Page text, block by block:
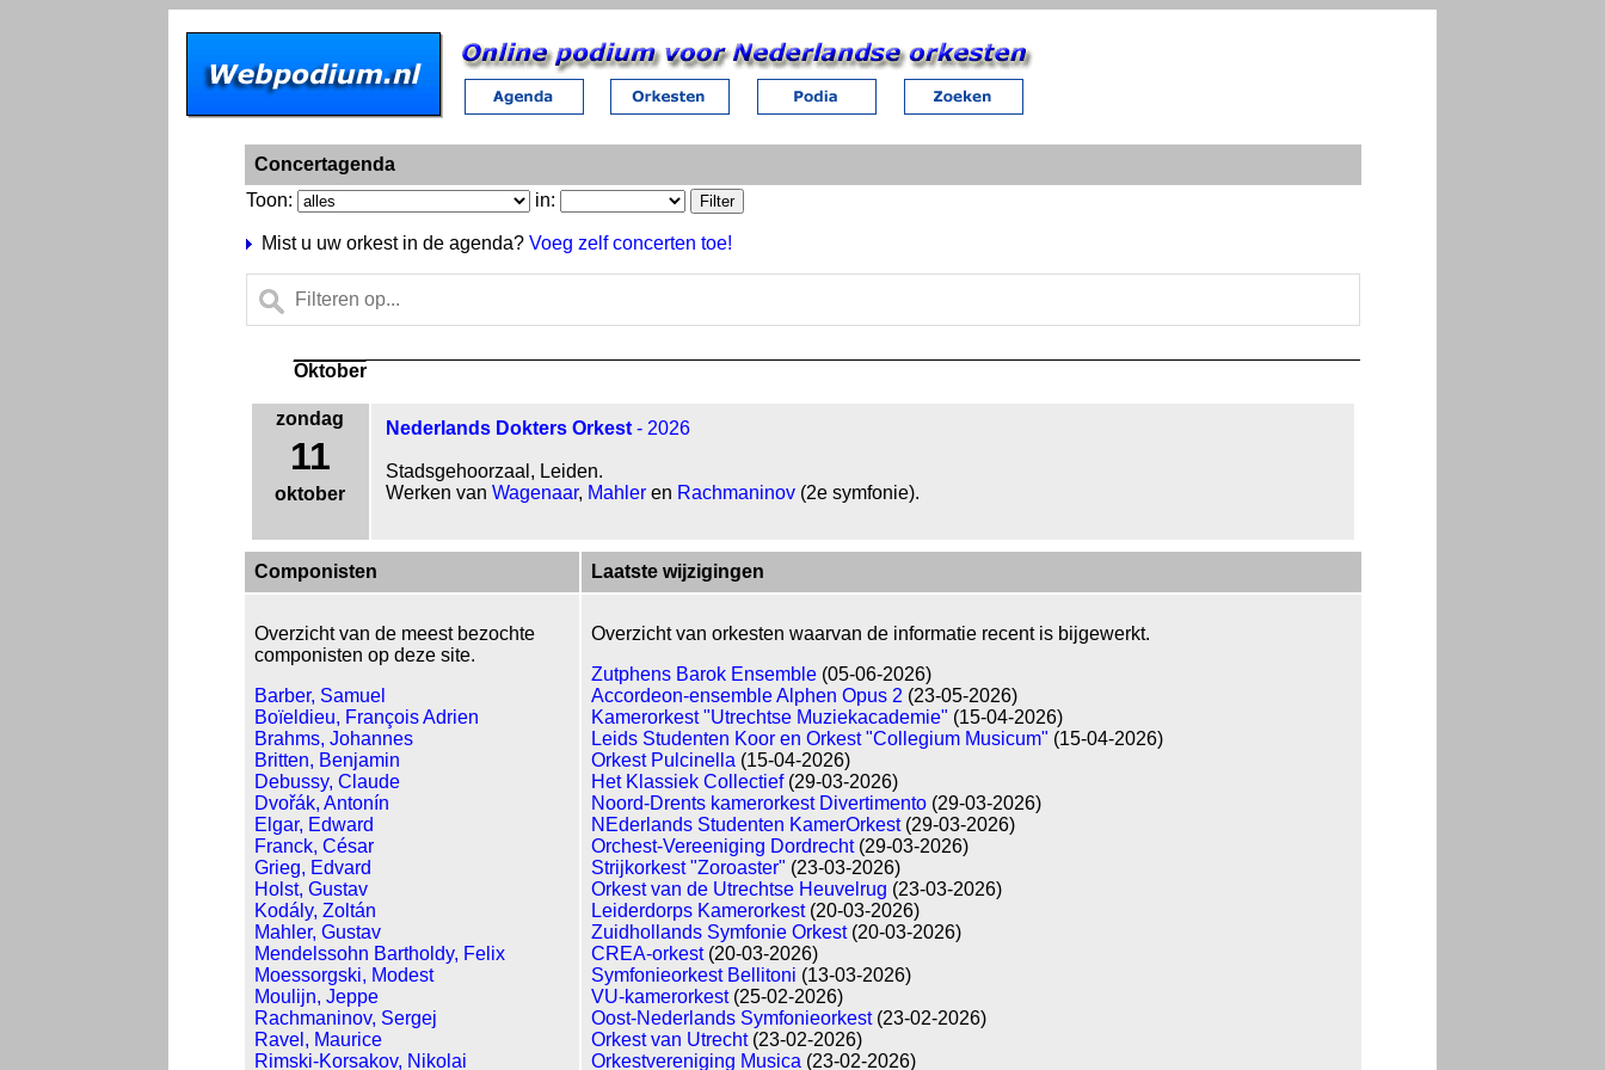
Concertagenda
Toon:
in:
Mist u uw orkest in de agenda? Voeg zelf concerten toe!
Oktober
zondag
11
oktober
Nederlands Dokters Orkest- 2026
Stadsgehoorzaal, Leiden.
Werken van Wagenaar, Mahleren Rachmaninov(2e symfonie).
Componisten Laatste wijzigingen
Overzicht van de meest bezochte
componisten op deze site.
Barber, Samuel
Boïeldieu, François Adrien
Brahms, Johannes
Britten, Benjamin
Debussy, Claude
Dvořák, Antonín
Elgar, Edward
Franck, César
Grieg, Edvard
Holst, Gustav
Kodály, Zoltán
Mahler, Gustav
Mendelssohn Bartholdy, Felix
Moessorgski, Modest
Moulijn, Jeppe
Rachmaninov, Sergej
Ravel, Maurice
Rimski-Korsakov, Nikolai
Overzicht van orkesten waarvan de informatie recent is bijgewerkt.
Zutphens Barok Ensemble(05-06-2026)
Accordeon-ensemble Alphen Opus 2 (23-05-2026)
Kamerorkest "Utrechtse Muziekacademie" (15-04-2026)
Leids Studenten Koor en Orkest "Collegium Musicum" (15-04-2026)
Orkest Pulcinella (15-04-2026)
Het Klassiek Collectief(29-03-2026)
Noord-Drents kamerorkest Divertimento(29-03-2026)
NEderlands Studenten KamerOrkest(29-03-2026)
Orchest-Vereeniging Dordrecht(29-03-2026)
Strijkorkest "Zoroaster" (23-03-2026)
Orkest van de Utrechtse Heuvelrug (23-03-2026)
Leiderdorps Kamerorkest(20-03-2026)
Zuidhollands Symfonie Orkest(20-03-2026)
CREA-orkest(20-03-2026)
Symfonieorkest Bellitoni (13-03-2026)
VU-kamerorkest(25-02-2026)
Oost-Nederlands Symfonieorkest(23-02-2026)
Orkest van Utrecht(23-02-2026)
Orkestvereniging Musica (23-02-2026)